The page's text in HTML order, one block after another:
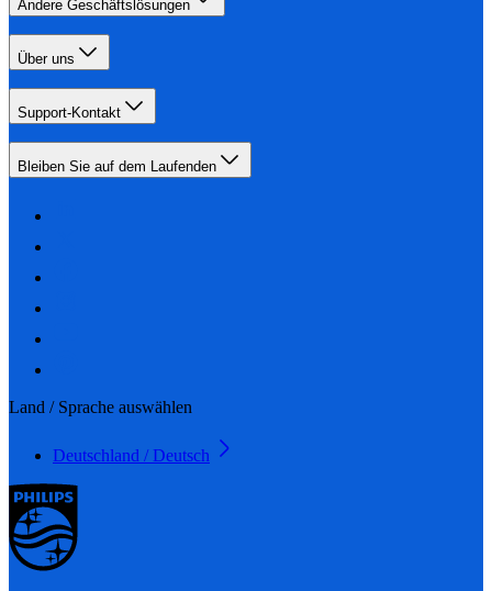
Andere Geschäftslösungen
Über uns
Support-Kontakt
Bleiben Sie auf dem Laufenden
Land / Sprache auswählen
Deutschland / Deutsch